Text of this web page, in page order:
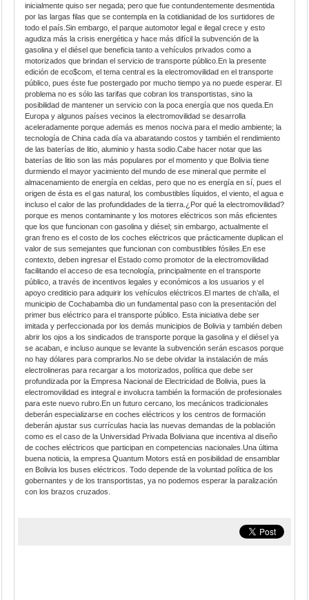
inicialmente quiso ser negada; pero que fue contundentemente desmentida
por las largas filas que se contempla en la cotidianidad de los surtidores de
todo el país.Sin embargo, el parque automotor legal e ilegal crece y esto
agudiza más la crisis energética y hace más difícil la subvención de la
gasolina y el diésel que beneficia tanto a vehículos privados como a
motorizados que brindan el servicio de transporte público.En la presente
edición de eco$com, el tema central es la electromovilidad en el transporte
público, pues éste fue postergado por mucho tiempo ya no puede esperar. El
problema no es sólo las tarifas que cobran los transportistas, sino la
posibilidad de mantener un servicio con la poca energía que nos queda.En
Europa y algunos países vecinos la electromovilidad se desarrolla
aceleradamente porque además es menos nociva para el medio ambiente; la
tecnología de China cada día va abaratando costos y también el rendimiento
de las baterías de litio, aluminio y hasta sodio.Cabe hacer notar que las
baterías de litio son las más populares por el momento y que Bolivia tiene
durmiendo el mayor yacimiento del mundo de ese mineral que permite el
almacenamiento de energía en celdas, pero que no es energía en sí, pues el
origen de ésta es el gas natural, los combustibles líquidos, el viento, el agua e
incluso el calor de las profundidades de la tierra.¿Por qué la electromovilidad?
porque es menos contaminante y los motores eléctricos son más eficientes
que los que funcionan con gasolina y diésel; sin embargo, actualmente el
gran freno es el costo de los coches eléctricos que prácticamente duplican el
valor de sus semejantes que funcionan con combustibles fósiles.En ese
contexto, deben ingresar el Estado como promotor de la electromovilidad
facilitando el acceso de esa tecnología, principalmente en el transporte
público, a través de incentivos legales y económicos a los usuarios y el
apoyo crediticio para adquirir los vehículos eléctricos.El martes de ch’alla, el
municipio de Cochabamba dio un fundamental paso con la presentación del
primer bus eléctrico para el transporte público. Esta iniciativa debe ser
imitada y perfeccionada por los demás municipios de Bolivia y también deben
abrir los ojos a los sindicados de transporte porque la gasolina y el diésel ya
se acaban, e incluso aunque se levante la subvención serán escasos porque
no hay dólares para comprarlos.No se debe olvidar la instalación de más
electrolineras para recargar a los motorizados, política que debe ser
profundizada por la Empresa Nacional de Electricidad de Bolivia, pues la
electromovilidad es integral e involucra también la formación de profesionales
para este nuevo rubro.En un futuro cercano, los mecánicos tradicionales
deberán especializarse en coches eléctricos y los centros de formación
deberán ajustar sus currículas hacia las nuevas demandas de la población
como es el caso de la Universidad Privada Boliviana que incentiva al diseño
de coches eléctricos que participan en competencias nacionales.Una última
buena noticia, la empresa Quantum Motors está en posibilidad de ensamblar
en Bolivia los buses eléctricos. Todo depende de la voluntad política de los
gobernantes y de los transportistas, ya no podemos esperar la paralización
con los brazos cruzados.